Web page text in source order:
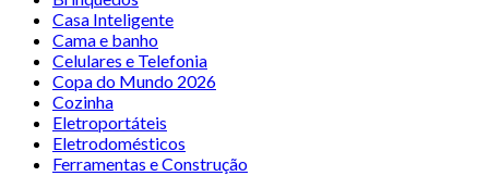
Casa Inteligente
Cama e banho
Celulares e Telefonia
Copa do Mundo 2026
Cozinha
Eletroportáteis
Eletrodomésticos
Ferramentas e Construção